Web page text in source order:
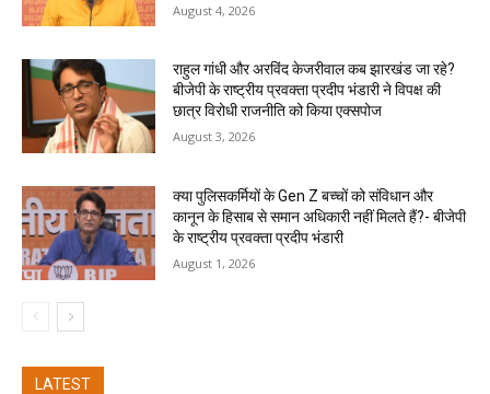
August 4, 2026
राहुल गांधी और अरविंद केजरीवाल कब झारखंड जा रहे?
बीजेपी के राष्ट्रीय प्रवक्ता प्रदीप भंडारी ने विपक्ष की
छात्र विरोधी राजनीति को किया एक्सपोज
August 3, 2026
क्या पुलिसकर्मियों के Gen Z बच्चों को संविधान और
कानून के हिसाब से समान अधिकारी नहीं मिलते हैं?- बीजेपी
के राष्ट्रीय प्रवक्ता प्रदीप भंडारी
August 1, 2026
LATEST